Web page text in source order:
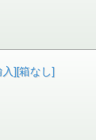
][箱なし]